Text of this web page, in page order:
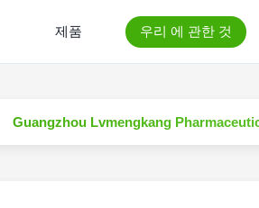
제품 우리 에 관한 것
Guangzhou Lvmengkang